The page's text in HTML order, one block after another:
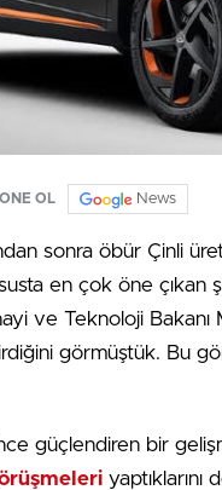
OL News
sonra öbür Çinli
en çok öne çıkan
ve Teknoloji Bakanı
görmüştük. Bu
güçlendiren bir
yaptıklarını